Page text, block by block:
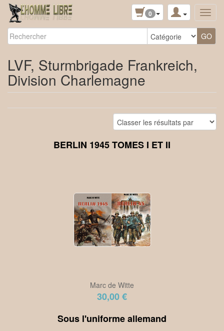
0
LVF, Sturmbrigade Frankreich,
Division Charlemagne
BERLIN 1945 TOMES I ET II
Marc de Witte
30,00 €
Sous l'uniforme allemand